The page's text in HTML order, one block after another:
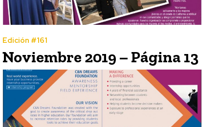
Edición #161
Noviembre 2019 – Página 13